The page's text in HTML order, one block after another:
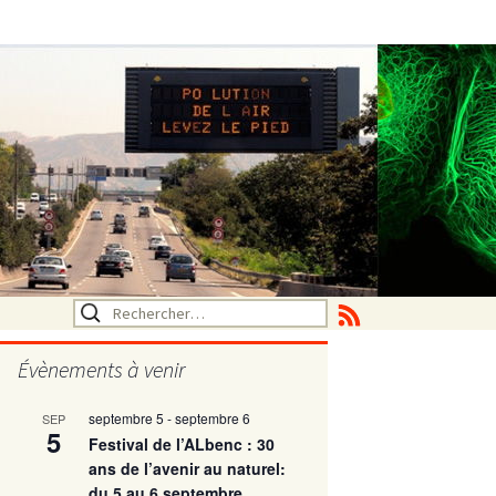
Rechercher :
Évènements à venir
SEP
5
septembre 5 -septembre 6
Festival de l’ALbenc : 30
ans de l’avenir au naturel: